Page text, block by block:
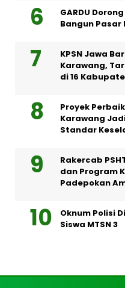
GARDU
Bangun
KPSN Jawa
Karawang,
di 16
Proyek
Karawang
Standar
Rakercab
dan Program
Padepokan
Oknum Polisi
Siswa MTSN 3